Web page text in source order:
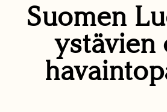
Suomen
ystävien